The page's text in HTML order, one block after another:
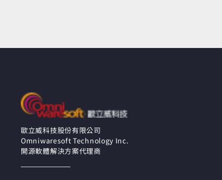
歐立威科技股份有限公司
Omniwaresoft Technology Inc.
開源軟體解決方案代理商